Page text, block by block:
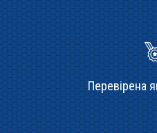
Перевірена